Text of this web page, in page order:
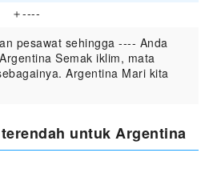
＋----
pesawat sehingga ---- Anda
Semak iklim, mata
Argentina Mari kita
untuk Argentina